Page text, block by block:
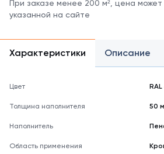
цветов
RAL.
цвета
реальному
При заказе менее 200 м², цена может
указанной на сайте
Характеристики Описание
Цвет
Толщина наполнителя 50
Наполнитель
Область применения